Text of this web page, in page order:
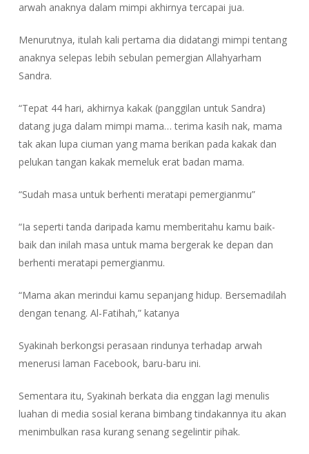
arwah anaknya dalam mimpi akhirnya tercapai jua.
Menurutnya, itulah kali pertama dia didatangi mimpi tentang
anaknya selepas lebih sebulan pemergian Allahyarham
Sandra.
“Tepat 44 hari, akhirnya kakak (panggilan untuk Sandra)
datang juga dalam mimpi mama… terima kasih nak, mama
tak akan lupa ciuman yang mama berikan pada kakak dan
pelukan tangan kakak memeluk erat badan mama.
“Sudah masa untuk berhenti meratapi pemergianmu”
“Ia seperti tanda daripada kamu memberitahu kamu baik-
baik dan inilah masa untuk mama bergerak ke depan dan
berhenti meratapi pemergianmu.
“Mama akan merindui kamu sepanjang hidup. Bersemadilah
dengan tenang. Al-Fatihah,” katanya
Syakinah berkongsi perasaan rindunya terhadap arwah
menerusi laman Facebook, baru-baru ini.
Sementara itu, Syakinah berkata dia enggan lagi menulis
luahan di media sosial kerana bimbang tindakannya itu akan
menimbulkan rasa kurang senang segelintir pihak.